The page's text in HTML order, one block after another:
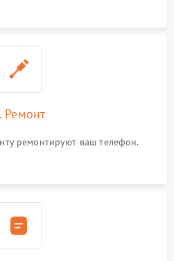
Ремонт
ремонтируют ваш телефон.